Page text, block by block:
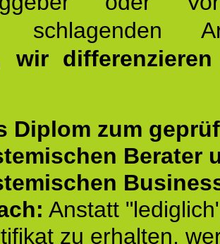
schlagenden
wir
Diplom zum
Berater
Anstatt
zu erhalten,